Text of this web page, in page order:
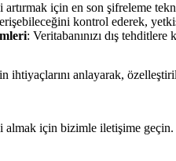
için en son şifreleme
kontrol ederek,
: Veritabanınızı dış tehditlere
ihtiyaçlarını anlayarak,
için bizimle iletişime